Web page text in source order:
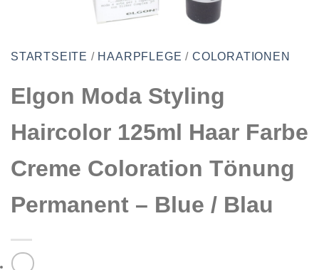
STARTSEITE / HAARPFLEGE / COLORATIONEN
Elgon Moda Styling
Haircolor 125ml Haar Farbe
Creme Coloration Tönung
Permanent – Blue / Blau